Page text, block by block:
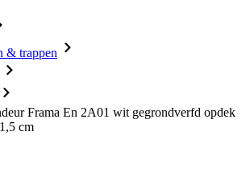
& trappen
Frama En 2A01 wit gegrondverfd opdek
cm